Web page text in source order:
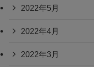
2022年5月
2022年4月
2022年3月